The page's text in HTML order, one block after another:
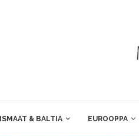
& BALTIA EUROOPPA